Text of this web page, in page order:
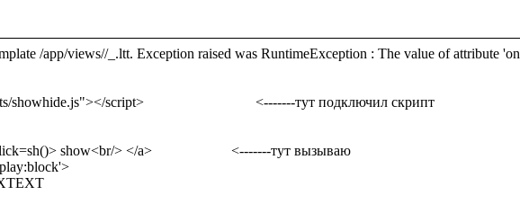
/app/views//_.ltt. Exception raised was RuntimeException : The value of attribute
showhide.js"></script>                               <-------тут подключил скрипт